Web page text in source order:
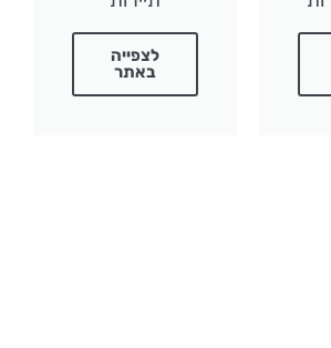
לצפייה
באתר